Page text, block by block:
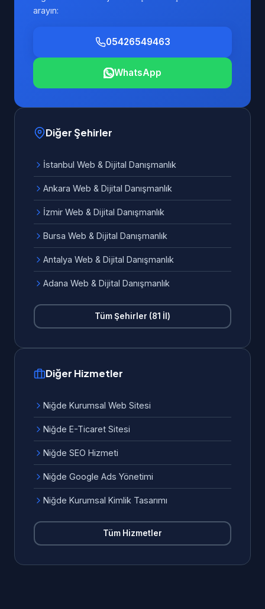
arayın:
05426549463
WhatsApp
Diğer Şehirler
İstanbul Web & Dijital Danışmanlık
Ankara Web & Dijital Danışmanlık
İzmir Web & Dijital Danışmanlık
Bursa Web & Dijital Danışmanlık
Antalya Web & Dijital Danışmanlık
Adana Web & Dijital Danışmanlık
Tüm Şehirler (81 İl)
Diğer Hizmetler
Niğde Kurumsal Web Sitesi
Niğde E-Ticaret Sitesi
Niğde SEO Hizmeti
Niğde Google Ads Yönetimi
Niğde Kurumsal Kimlik Tasarımı
Tüm Hizmetler